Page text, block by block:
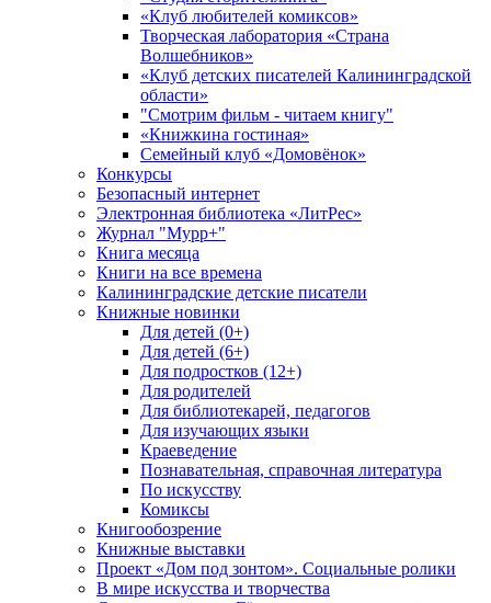
«Клуб любителей комиксов»
Творческая лаборатория «Страна
Волшебников»
«Клуб детских писателей Калининградской
области»
"Смотрим фильм - читаем книгу"
«Книжкина гостиная»
Семейный клуб «Домовёнок»
Конкурсы
Безопасный интернет
Электронная библиотека «ЛитРес»
Журнал "Мурр+"
Книга месяца
Книги на все времена
Калининградские детские писатели
Книжные новинки
Для детей (0+)
Для детей (6+)
Для подростков (12+)
Для родителей
Для библиотекарей, педагогов
Для изучающих языки
Краеведение
Познавательная, справочная литература
По искусству
Комиксы
Книгообозрение
Книжные выставки
Проект «Дом под зонтом». Социальные ролики
В мире искусства и творчества